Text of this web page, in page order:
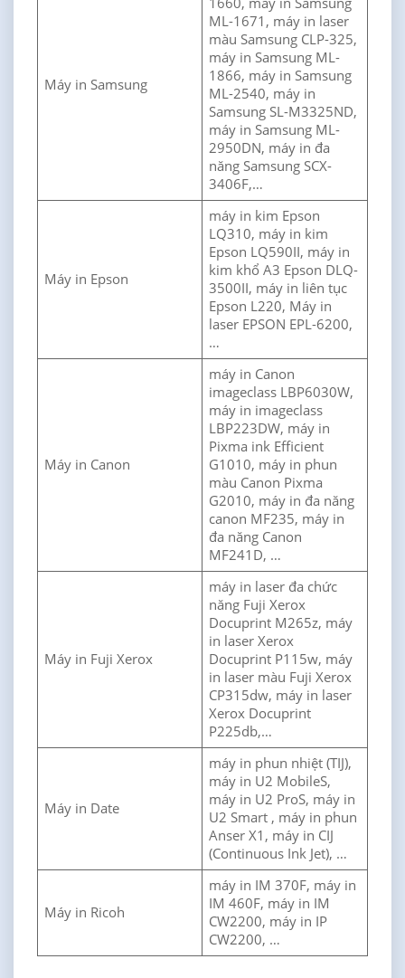
Máy in Samsung
ML-1671, máy in laser
màu Samsung CLP-325,
máy in Samsung ML-
1866, máy in Samsung
ML-2540, máy in
Samsung SL-M3325ND,
máy in Samsung ML-
2950DN, máy in đa
năng Samsung SCX-
3406F,…
Máy in Epson
máy in kim Epson
LQ310, máy in kim
Epson LQ590II, máy in
kim khổ A3 Epson DLQ-
3500II, máy in liên tục
Epson L220, Máy in
laser EPSON EPL-6200,
…
Máy in Canon
máy in Canon
imageclass LBP6030W,
máy in imageclass
LBP223DW, máy in
Pixma ink Efficient
G1010, máy in phun
màu Canon Pixma
G2010, máy in đa năng
canon MF235, máy in
đa năng Canon
MF241D, …
Máy in Fuji Xerox
máy in laser đa chức
năng Fuji Xerox
Docuprint M265z, máy
in laser Xerox
Docuprint P115w, máy
in laser màu Fuji Xerox
CP315dw, máy in laser
Xerox Docuprint
P225db,…
Máy in Date
máy in phun nhiệt (TIJ),
máy in U2 MobileS,
máy in U2 ProS, máy in
U2 Smart , máy in phun
Anser X1, máy in CIJ
(Continuous Ink Jet), …
Máy in Ricoh
máy in IM 370F, máy in
IM 460F, máy in IM
CW2200, máy in IP
CW2200, …